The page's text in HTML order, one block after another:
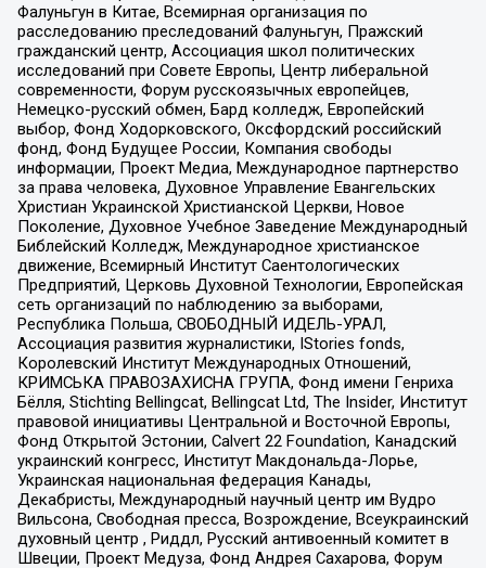
Фалуньгун в Китае, Всемирная организация по
расследованию преследований Фалуньгун, Пражский
гражданский центр, Ассоциация школ политических
исследований при Совете Европы, Центр либеральной
современности, Форум русскоязычных европейцев,
Немецко-русский обмен, Бард колледж, Европейский
выбор, Фонд Ходорковского, Оксфордский российский
фонд, Фонд Будущее России, Компания свободы
информации, Проект Медиа, Международное партнерство
за права человека, Духовное Управление Евангельских
Христиан Украинской Христианской Церкви, Новое
Поколение, Духовное Учебное Заведение Международный
Библейский Колледж, Международное христианское
движение, Всемирный Институт Саентологических
Предприятий, Церковь Духовной Технологии, Европейская
сеть организаций по наблюдению за выборами,
Республика Польша, СВОБОДНЫЙ ИДЕЛЬ-УРАЛ,
Ассоциация развития журналистики, IStories fonds,
Королевский Институт Международных Отношений,
КРИМСЬКА ПРАВОЗАХИСНА ГРУПА, Фонд имени Генриха
Бёлля, Stichting Bellingcat, Bellingcat Ltd, The Insider, Институт
правовой инициативы Центральной и Восточной Европы,
Фонд Открытой Эстонии, Calvert 22 Foundation, Канадский
украинский конгресс, Институт Макдональда-Лорье,
Украинская национальная федерация Канады,
Декабристы, Международный научный центр им Вудро
Вильсона, Свободная пресса, Возрождение, Всеукраинский
духовный центр , Риддл, Русский антивоенный комитет в
Швеции, Проект Медуза, Фонд Андрея Сахарова, Форум